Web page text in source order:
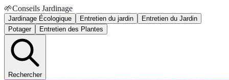
🌱Conseils Jardinage
Jardinage Écologique Entretien du jardin
Entretien du Jardin
Potager
Entretien des Plantes
Rechercher